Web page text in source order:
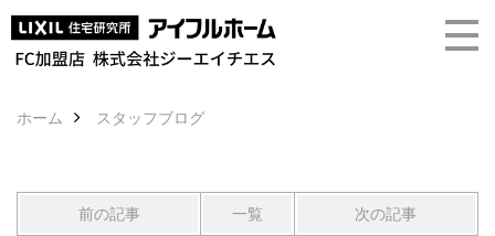
ホーム スタッフブログ
前の記事 一覧 次の記事